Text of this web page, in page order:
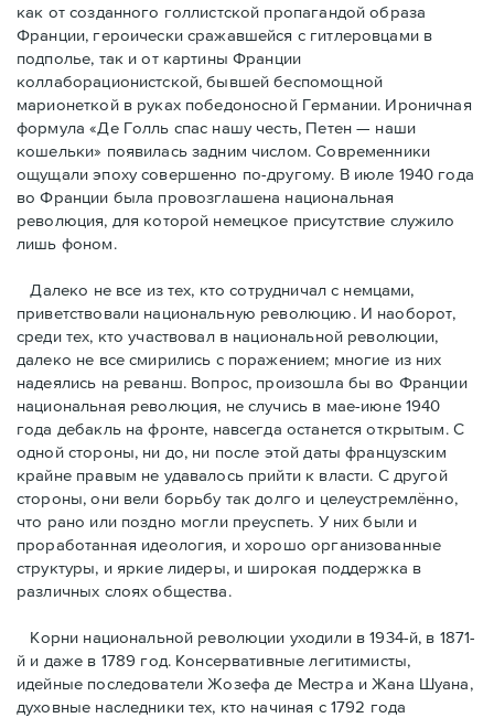
как от созданного голлистской пропагандой образа
Франции, героически сражавшейся с гитлеровцами в
подполье, так и от картины Франции
коллаборационистской, бывшей беспомощной
марионеткой в руках победоносной Германии. Ироничная
формула «Де Голль спас нашу честь, Петен — наши
кошельки» появилась задним числом. Современники
ощущали эпоху совершенно по-другому. В июле 1940 года
во Франции была провозглашена национальная
революция, для которой немецкое присутствие служило
лишь фоном.
Далеко не все из тех, кто сотрудничал с немцами,
приветствовали национальную революцию. И наоборот,
среди тех, кто участвовал в национальной революции,
далеко не все смирились с поражением; многие из них
надеялись на реванш. Вопрос, произошла бы во Франции
национальная революция, не случись в мае-июне 1940
года дебакль на фронте, навсегда останется открытым. С
одной стороны, ни до, ни после этой даты французским
крайне правым не удавалось прийти к власти. С другой
стороны, они вели борьбу так долго и целеустремлённо,
что рано или поздно могли преуспеть. У них были и
проработанная идеология, и хорошо организованные
структуры, и яркие лидеры, и широкая поддержка в
различных слоях общества.
Корни национальной революции уходили в 1934-й, в 1871-
й и даже в 1789 год. Консервативные легитимисты,
идейные последователи Жозефа де Местра и Жана Шуана,
духовные наследники тех, кто начиная с 1792 года